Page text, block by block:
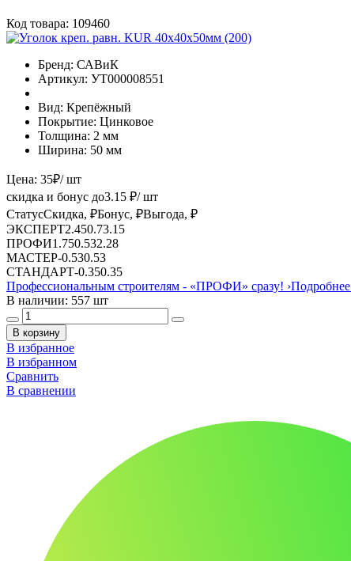
Код товара: 109460
Бренд: САВиК
Артикул: УТ000008551
Вид: Крепёжный
Покрытие: Цинковое
Толщина: 2 мм
Ширина: 50 мм
Цена: 35₽/ шт
скидка и бонус до3.15 ₽/ шт
СтатусСкидка, ₽Бонус, ₽Выгода, ₽
ЭКСПЕРТ2.450.73.15
ПРОФИ1.750.532.28
МАСТЕР-0.530.53
СТАНДАРТ-0.350.35
Профессиональным строителям - «ПРОФИ» сразу! ›
В наличии: 557 шт
В корзину
В избранное
В избранном
Сравнить
В сравнении